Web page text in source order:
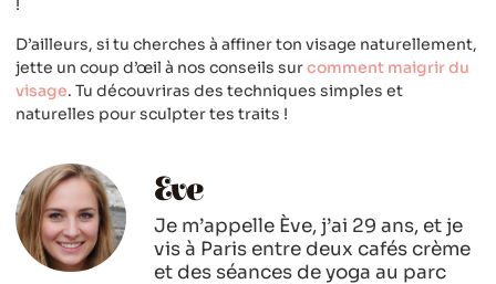
!
D’ailleurs, si tu cherches à affiner ton visage naturellement,
jette un coup d’œil à nos conseils surcomment maigrir du
visage. Tu découvriras des techniques simples et
naturelles pour sculpter tes traits !
Eve
Je m’appelle Ève, j’ai 29 ans, et je
vis à Paris entre deux cafés crème
et des séances de yoga au parc